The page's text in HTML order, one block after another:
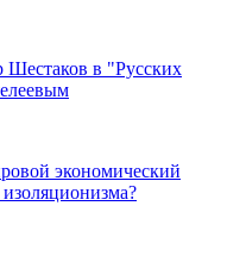
Шестаков в "Русских
экономический